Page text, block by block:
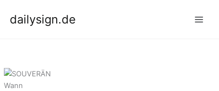
Inhaltdailysign.de
Wann